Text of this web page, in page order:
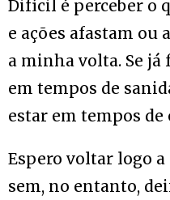
Difícil é perceber o
e ações afastam ou
a minha volta. Se
em tempos de
estar em tempos
Espero voltar logo
sem, no entanto,